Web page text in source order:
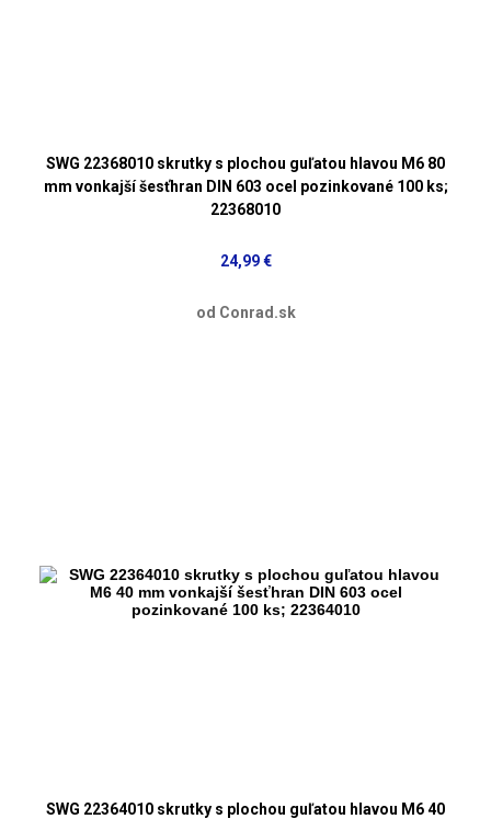
SWG 22368010 skrutky s plochou guľatou hlavou M6 80
mm vonkajší šesťhran DIN 603 ocel pozinkované 100 ks;
22368010
24,99 €
od Conrad.sk
SWG 22364010 skrutky s plochou guľatou hlavou M6 40